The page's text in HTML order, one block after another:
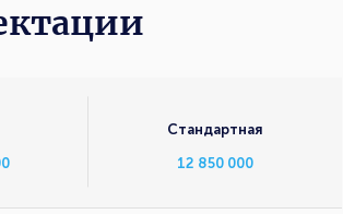
Стандартная
12 850 000